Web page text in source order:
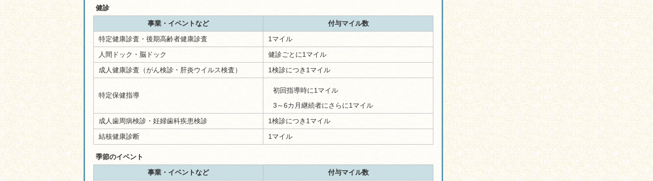
健診
事業・イベントなど
付与マイル数
特定健康診査・後期高齢者健康診査
1マイル
人間ドック・脳ドック
健診ごとに1マイル
成人健康診査（がん検診・肝炎ウイルス検査）
1検診につき1マイル
特定保健指導
初回指導時に1マイル
3～6カ月継続者にさらに1マイル
成人歯周病検診・妊婦歯科疾患検診
1検診につき1マイル
結核健康診断
1マイル
季節のイベント
事業・イベントなど
付与マイル数